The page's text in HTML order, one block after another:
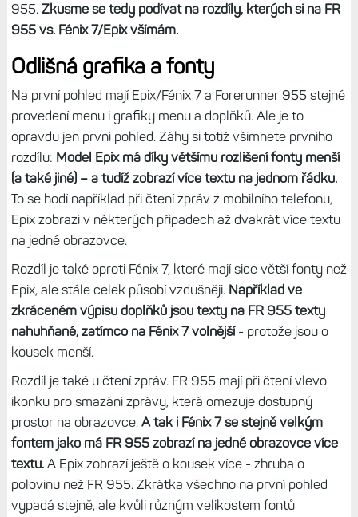
955. Zkusme se tedy podívat na rozdíly, kterých si na FR
955 vs. Fénix 7/Epix všímám.
Odlišná grafika a fonty
Na první pohled mají Epix/Fénix 7 a Forerunner 955 stejné
provedení menu i grafiky menu a doplňků. Ale je to
opravdu jen první pohled. Záhy si totiž všimnete prvního
rozdílu: Model Epix má díky většímu rozlišení fonty menší
(a také jiné) – a tudíž zobrazí více textu na jednom řádku.
To se hodí například při čtení zpráv z mobilního telefonu,
Epix zobrazí v některých případech až dvakrát více textu
na jedné obrazovce.
Rozdíl je také oproti Fénix 7, které mají sice větší fonty než
Epix, ale stále celek působí vzdušněji. Například ve
zkráceném výpisu doplňků jsou texty na FR 955 texty
nahuhňané, zatímco na Fénix 7 volnější- protože jsou o
kousek menší.
Rozdíl je také u čtení zpráv. FR 955 mají při čtení vlevo
ikonku pro smazání zprávy, která omezuje dostupný
prostor na obrazovce. A tak i Fénix 7 se stejně velkým
fontem jako má FR 955 zobrazí na jedné obrazovce více
textu.A Epix zobrazí ještě o kousek více - zhruba o
polovinu než FR 955. Zkrátka všechno na první pohled
vypadá stejně, ale kvůli různým velikostem fontů